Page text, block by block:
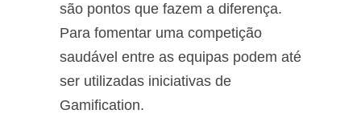
são pontos que fazem a diferença.
Para fomentar uma competição
saudável entre as equipas podem até
ser utilizadas iniciativas de
Gamification.